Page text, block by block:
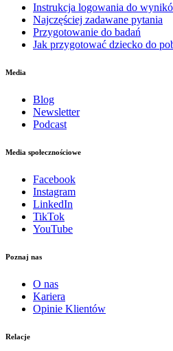
Instrukcja logowania do
Najczęściej zadawane pytania
Przygotowanie do badań
Jak przygotować dziecko do
Media
Blog
Newsletter
Podcast
Media społecznościowe
Facebook
Instagram
LinkedIn
TikTok
YouTube
Poznaj nas
O nas
Kariera
Opinie Klientów
Relacje